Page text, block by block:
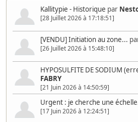
Kallitypie - Historique par
[28 Juillet 2026 à 17:18:51]
[VENDU] Initiation au zone...
[26 Juillet 2026 à 15:48:10]
HYPOSULFITE DE SODIUM
FABRY
[21 Juin 2026 à 14:50:59]
Urgent : je cherche une
[17 Juin 2026 à 12:24:51]